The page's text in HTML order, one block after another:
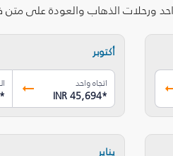
ورحلات الذهاب والعودة على
أكتوبر
اتجاه واحد
INR 45,694*
يناير